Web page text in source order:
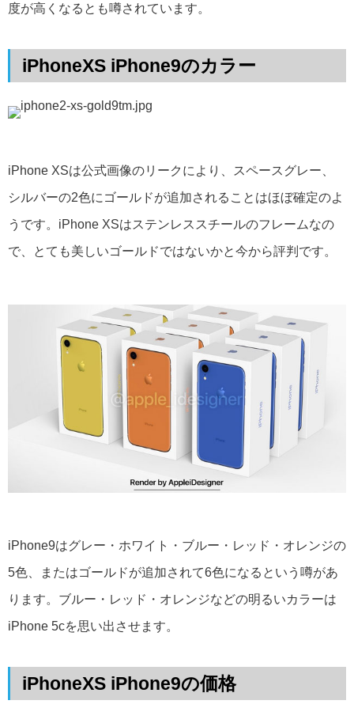
度が高くなるとも噂されています。
iPhoneXS iPhone9のカラー
iPhone XSは公式画像のリークにより、スペースグレー、
シルバーの2色にゴールドが追加されることはほぼ確定のよ
うです。iPhone XSはステンレススチールのフレームなの
で、とても美しいゴールドではないかと今から評判です。
iPhone9はグレー・ホワイト・ブルー・レッド・オレンジの
5色、またはゴールドが追加されて6色になるという噂があ
ります。ブルー・レッド・オレンジなどの明るいカラーは
iPhone 5cを思い出させます。
iPhoneXS iPhone9の価格